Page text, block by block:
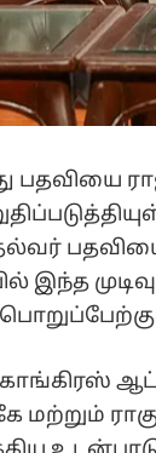
பதவியை
இந்த